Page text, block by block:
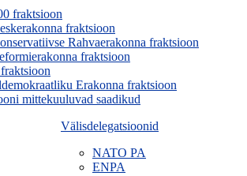
fraktsioon
fraktsioon
Rahvaerakonna fraktsioon
fraktsioon
Erakonna fraktsioon
mittekuuluvad saadikud
Välisdelegatsioonid
NATO PA
ENPA